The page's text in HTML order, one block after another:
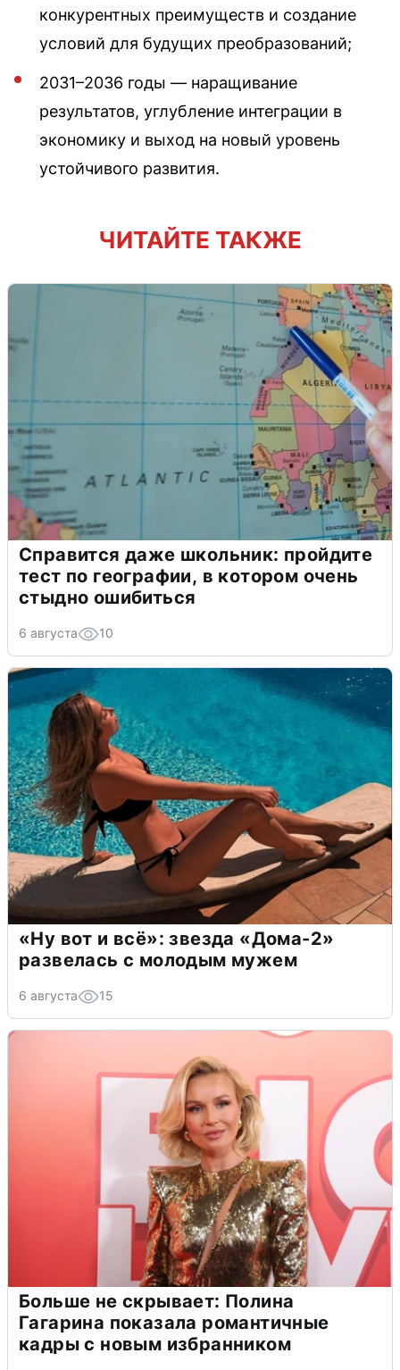
конкурентных преимуществ и создание
условий для будущих преобразований;
2031–2036 годы — наращивание
результатов, углубление интеграции в
экономику и выход на новый уровень
устойчивого развития.
ЧИТАЙТЕ ТАКЖЕ
Справится даже школьник: пройдите
тест по географии, в котором очень
стыдно ошибиться
6 августа 10
«Ну вот и всё»: звезда «Дома-2»
развелась с молодым мужем
6 августа 15
Больше не скрывает: Полина
Гагарина показала романтичные
кадры с новым избранником